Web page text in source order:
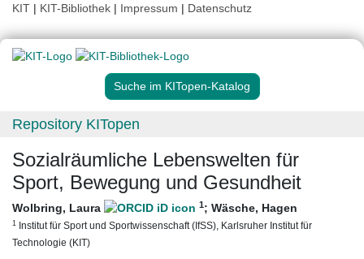
KIT | KIT-Bibliothek | Impressum | Datenschutz
Suche im KITopen-Katalog
Repository KITopen
Sozialräumliche Lebenswelten für
Sport, Bewegung und Gesundheit
Wolbring, Laura 1; Wäsche, Hagen
1 Institut für Sport und Sportwissenschaft (IfSS), Karlsruher Institut für
Technologie (KIT)